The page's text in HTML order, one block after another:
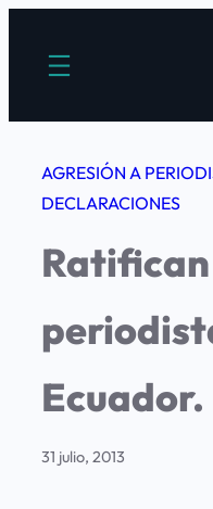
AGRESIÓN A
DECLARACIONES
Ecuador.
31 julio, 2013